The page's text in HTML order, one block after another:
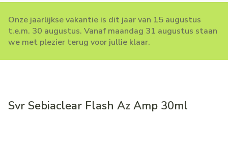
Onze jaarlijkse vakantie is dit jaar van 15 augustus
t.e.m. 30 augustus. Vanaf maandag 31 augustus staan
we met plezier terug voor jullie klaar.
Svr Sebiaclear Flash Az Amp 30ml